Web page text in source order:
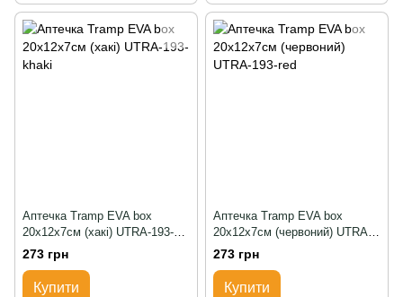
Аптечка Tramp EVA box
20х12х7см (хакі) UTRA-193-
khaki
273 грн
Купити
Аптечка Tramp EVA box
20х12х7см (червоний) UTRA-
193-red
273 грн
Купити